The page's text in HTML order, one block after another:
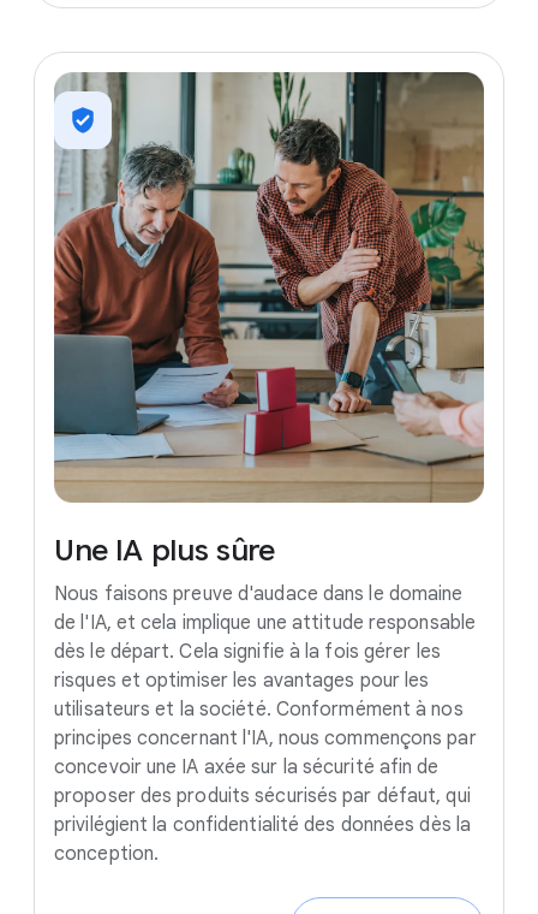
Une IA plus sûre
Nous faisons preuve d'audace dans le domaine
de l'IA, et cela implique une attitude responsable
dès le départ. Cela signifie à la fois gérer les
risques et optimiser les avantages pour les
utilisateurs et la société. Conformément à nos
principes concernant l'IA, nous commençons par
concevoir une IA axée sur la sécurité afin de
proposer des produits sécurisés par défaut, qui
privilégient la confidentialité des données dès la
conception.